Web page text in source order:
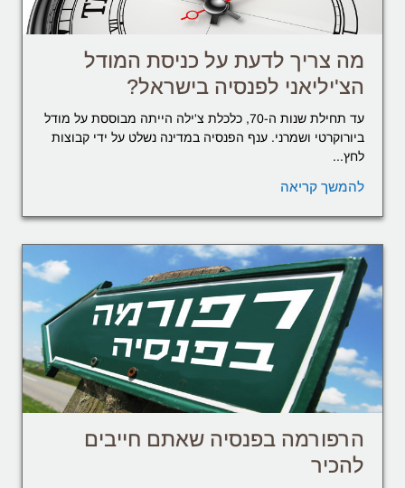
מה צריך לדעת על כניסת המודל
הצ'יליאני לפנסיה בישראל?
עד תחילת שנות ה-70, כלכלת צ'ילה הייתה מבוססת על מודל
ביורוקרטי ושמרני. ענף הפנסיה במדינה נשלט על ידי קבוצות
לחץ...
להמשך קריאה
הרפורמה בפנסיה שאתם חייבים
להכיר